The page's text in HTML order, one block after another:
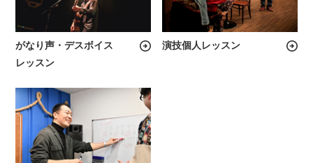
がなり声・デスボイス
レッスン
演技個人レッスン